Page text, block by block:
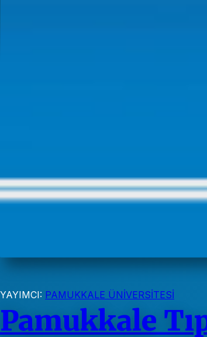
YAYIMCI: PAMUKKALE ÜNİVERSİTESİ
Pamukkale